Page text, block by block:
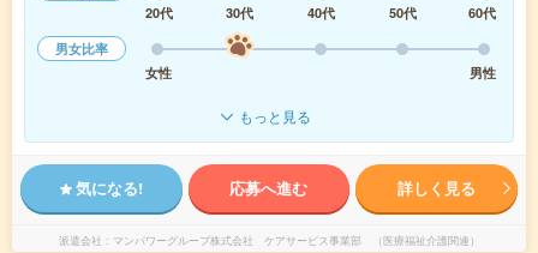
20代
30代 40代 50代
60代
男女比率
女性
男性
もっと見る
気になる! 応募へ進む 詳しく見る
派遣会社 マンパワーグループ株式会社 ケアサービス事業部 （医療福祉介護関連）